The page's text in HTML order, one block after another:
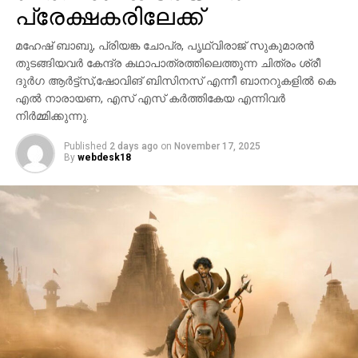
പ്രേക്ഷകരിലേക്ക്
മഹേഷ് ബാബു, പ്രിയങ്ക ചോപ്ര, പൃഥ്വിരാജ് സുകുമാരൻ
തുടങ്ങിയവർ കേന്ദ്ര കഥാപാത്രത്തിലെത്തുന്ന ചിത്രം ശ്രീ
ദുർഗ ആർട്ട്സ്,ഷോവിങ് ബിസിനസ് എന്നീ ബാനറുകളിൽ കെ
എൽ നാരായണ, എസ് എസ് കർത്തികേയ എന്നിവർ
നിർമ്മിക്കുന്നു.
Published 2 days ago on November 17, 2025
By webdesk18